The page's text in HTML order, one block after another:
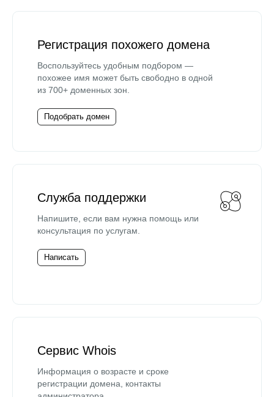
Регистрация похожего домена
Воспользуйтесь удобным подбором —
похожее имя может быть свободно в одной
из 700+ доменных зон.
Подобрать домен
Служба поддержки
Напишите, если вам нужна помощь или
консультация по услугам.
Написать
Сервис Whois
Информация о возрасте и сроке
регистрации домена, контакты